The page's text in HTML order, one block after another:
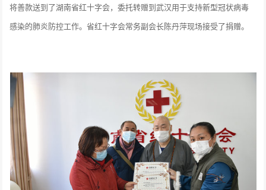
将善款送到了湖南省红十字会，委托转赠到武汉用于支持新型冠状病毒
感染的肺炎防控工作。省红十字会常务副会长陈丹萍现场接受了捐赠。